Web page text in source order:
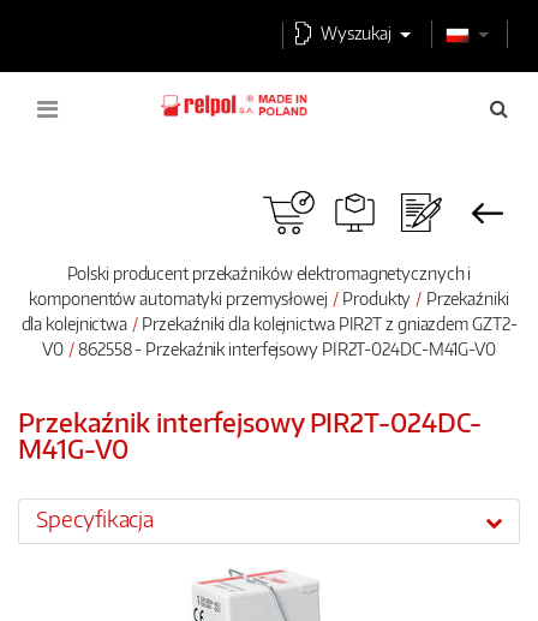
Wyszukaj
Polski producent przekaźników elektromagnetycznych i
komponentów automatyki przemysłowej
Produkty
Przekaźniki
dla kolejnictwa
Przekaźniki dla kolejnictwa PIR2T z gniazdem GZT2-
V0
862558 - Przekaźnik interfejsowy PIR2T-024DC-M41G-V0
Przekaźnik interfejsowy PIR2T-024DC-
M41G-V0
Specyfikacja